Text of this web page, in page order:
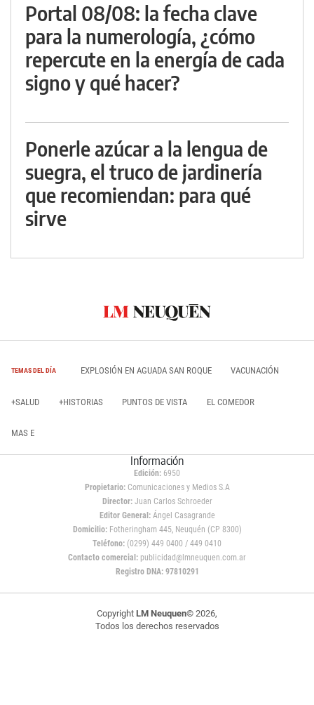
Portal 08/08: la fecha clave
para la numerología, ¿cómo
repercute en la energía de cada
signo y qué hacer?
Ponerle azúcar a la lengua de
suegra, el truco de jardinería
que recomiendan: para qué
sirve
TEMAS DEL DÍA EXPLOSIÓN EN AGUADA SAN ROQUE VACUNACIÓN
+SALUD +HISTORIAS PUNTOS DE VISTA EL COMEDOR
MAS E
Información
Edición: 6950
Propietario:Comunicaciones y Medios S.A
Director: Juan Carlos Schroeder
Editor General:Ángel Casagrande
Domicilio:Fotheringham 445, Neuquén (CP 8300)
Teléfono: (0299) 449 0400 / 449 0410
Contacto comercial: publicidad@lmneuquen.com.ar
Registro DNA: 97810291
Copyright LM Neuquen© 2026,
Todos los derechos reservados